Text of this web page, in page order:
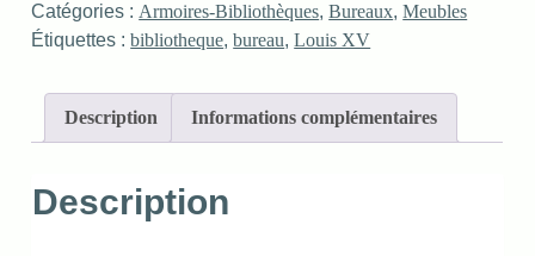
Catégories : Armoires-Bibliothèques,Bureaux,Meubles
Étiquettes :bibliotheque,bureau,Louis XV
Description Informations complémentaires
Description